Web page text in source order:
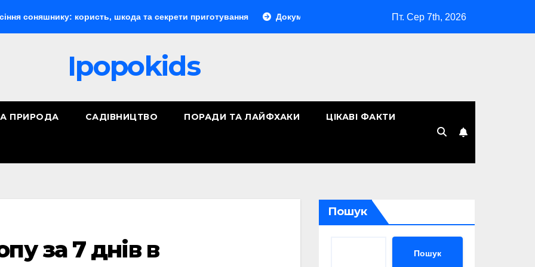
користь, шкода та секрети приготування Документообіг у компанії: як організувати ефективну систему
Пт. Сер 7th, 2026
Ipopokids
ПРИРОДА САДІВНИЦТВО ПОРАДИ ТА ЛАЙФХАКИ ЦІКАВІ ФАКТИ
за 7 днів в
Пошук
Пошук